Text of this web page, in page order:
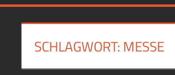
SCHLAGWORT: MESSE